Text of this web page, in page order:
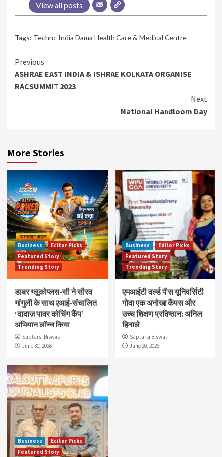
View all posts
Tags: Techno India Dama Health Care & Medical Centre
Continue
Reading
Previous
ASHRAE EAST INDIA & ISHRAE KOLKATA ORGANISE
RACSUMMIT 2023
Next
National Handloom Day
More Stories
Business
Editor Picks
Featured Story
Trending Story
डाबर ग्लूकोप्लस-सी ने सौरव
गांगुली के साथ एआई-संचालित
‘दादाज़ पावर कोचिंग कैंप’
अभियान लॉन्च किया
Saptarsi Biswas
June 30, 2026
Business
Editor Picks
Featured Story
Trending Story
एमआईटी वर्ल्ड पीस यूनिवर्सिटी
गोवा एक अनोखा कैंपस और
उच्च शिक्षण प्रतिष्ठान: अनिल
हिवाले
Saptarsi Biswas
June 20, 2026
Business
Editor Picks
Featured Story